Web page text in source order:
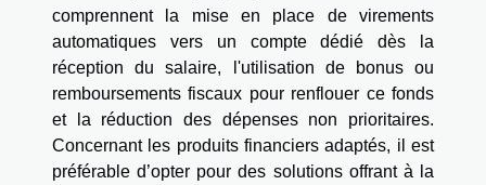
comprennent la mise en place de virements
automatiques vers un compte dédié dès la
réception du salaire, l'utilisation de bonus ou
remboursements fiscaux pour renflouer ce fonds
et la réduction des dépenses non prioritaires.
Concernant les produits financiers adaptés, il est
préférable d’opter pour des solutions offrant à la